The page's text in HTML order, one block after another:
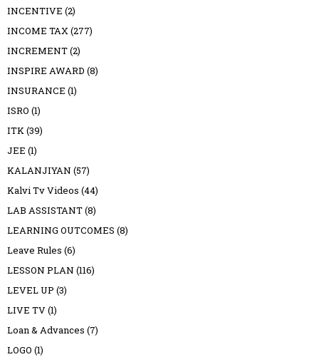
INCENTIVE (2)
INCOME TAX(277)
INCREMENT(2)
INSPIRE AWARD (8)
INSURANCE (1)
ISRO (1)
ITK(39)
JEE (1)
KALANJIYAN (57)
Kalvi Tv Videos (44)
LAB ASSISTANT(8)
LEARNING OUTCOMES (8)
Leave Rules (6)
LESSON PLAN (116)
LEVEL UP (3)
LIVE TV(1)
Loan & Advances (7)
LOGO (1)